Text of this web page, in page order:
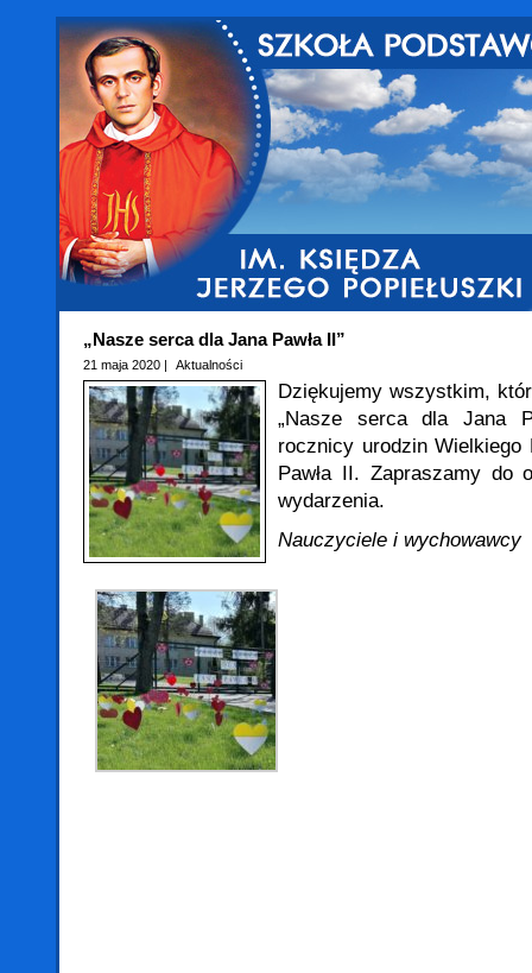
„Nasze serca dla Jana Pawła II”
21 maja 2020 | Aktualności
Dziękujemy wszystkim,
„Nasze serca dla Jana
rocznicy urodzin Wielkiego
Pawła II. Zapraszamy do
wydarzenia.
Nauczyciele i wychowawcy